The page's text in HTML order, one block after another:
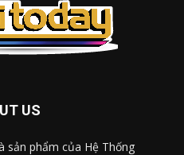
US
sản phẩm của Hệ Thống